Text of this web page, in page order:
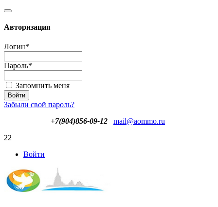
Авторизация
Логин*
Пароль*
Запомнить меня
Забыли свой пароль?
+7(904)856-09-12
mail@aommo.ru
22
Войти